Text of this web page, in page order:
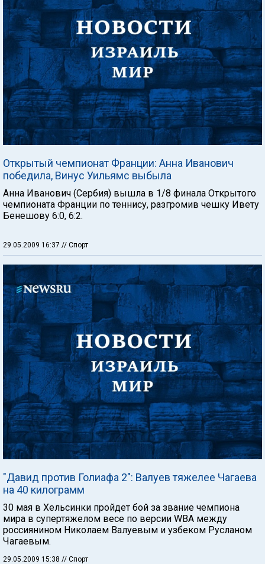
Открытый чемпионат Франции: Анна Иванович
победила, Винус Уильямс выбыла
Анна Иванович (Сербия) вышла в 1/8 финала Открытого
чемпионата Франции по теннису, разгромив чешку Ивету
Бенешову 6:0, 6:2.
29.05.2009 16:37 // Спорт
"Давид против Голиафа 2": Валуев тяжелее Чагаева
на 40 килограмм
30 мая в Хельсинки пройдет бой за звание чемпиона
мира в супертяжелом весе по версии WBA между
россиянином Николаем Валуевым и узбеком Русланом
Чагаевым.
29.05.2009 15:38 // Спорт